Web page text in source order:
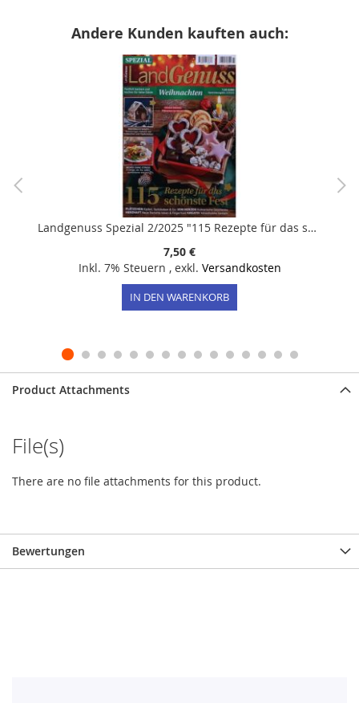
Andere Kunden kauften auch:
Landgenuss Spezial 2/2025 "115 Rezepte für das schönste Fest"
7,50 €
Inkl. 7% Steuern , exkl. Versandkosten
IN DEN WARENKORB
Product Attachments
File(s)
There are no file attachments for this product.
Bewertungen